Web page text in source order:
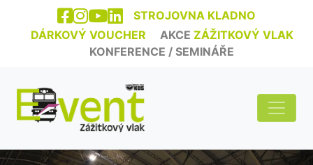
STROJOVNA KLADNO
DÁRKOVÝ VOUCHER
AKCE ZÁŽITKOVÝ VLAK
KONFERENCE / SEMINÁŘE